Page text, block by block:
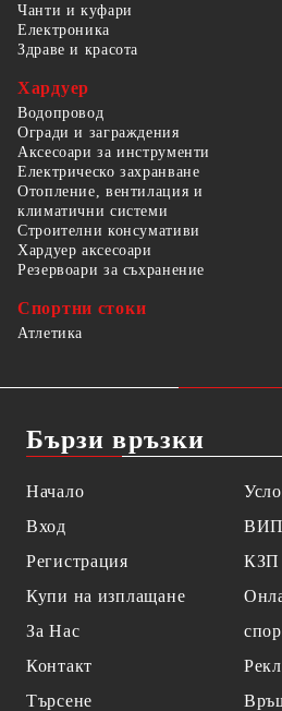
Чанти и куфари
Електроника
Здраве и красота
Хардуер
Водопровод
Огради и заграждения
Аксесоари за инструменти
Електрическо захранване
Отопление, вентилация и
климатични системи
Строителни консумативи
Хардуер аксесоари
Резервоари за съхранение
Спортни стоки
Атлетика
Бързи връзки
Начало
Вход
Регистрация
Купи на изплащане
За Нас
Контакт
Търсене
КЗП